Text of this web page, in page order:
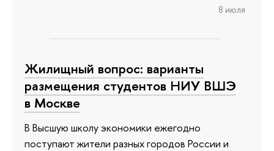
8 июля
Жилищный вопрос: варианты
размещения студентов НИУ ВШЭ
в Москве
В Высшую школу экономики ежегодно
поступают жители разных городов России и